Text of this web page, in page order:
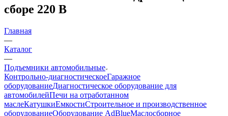
сборе 220 В
Главная
—
Каталог
—
Подъемники автомобильные
Контрольно-диагностическоеГаражное
оборудованиеДиагностическое оборудование для
автомобилейПечи на отработанном
маслеКатушкиЕмкостиСтроительное и производственное
оборудованиеОборудование AdBlueМаслосборное